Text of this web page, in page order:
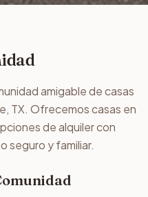
amigable de casas
TX. Ofrecemos casas en
de alquiler con
seguro y familiar.